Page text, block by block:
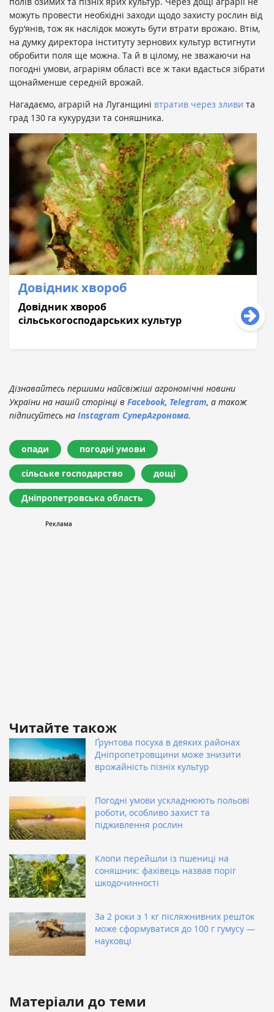
можуть провести необхідні заходи щодо захисту рослин від
бур’янів, тож як наслідок можуть бути втрати врожаю. Втім,
на думку директора інституту зернових культур встигнути
обробити поля ще можна. Та й в цілому, не зважаючи на
погодні умови, аграріям області все ж таки вдасться зібрати
щонайменше середній врожай.
Нагадаємо, аграрій на Луганщині втратив через зливи та
град 130 га кукурудзи та соняшника.
Довідник хвороб
Довідник хвороб
сільськогосподарських культур
Дізнавайтесь першими найсвіжіші агрономічні новини
України на нашій сторінці в Facebook, Telegram, а також
підписуйтесь на Instagram СуперАгронома.
опади погодні умови
сільське господарство дощі
Дніпропетровська область
Читайте також
Ґрунтова посуха в деяких районах
Дніпропетровщини може знизити
врожайність пізніх культур
Погодні умови ускладнюють польові
роботи, особливо захист та
підживлення рослин
Клопи перейшли із пшениці на
соняшник: фахівець назвав поріг
шкодочинності
За 2 роки з 1 кг післяжнивних решток
може сформуватися до 100 г гумусу —
науковці
Матеріали до теми